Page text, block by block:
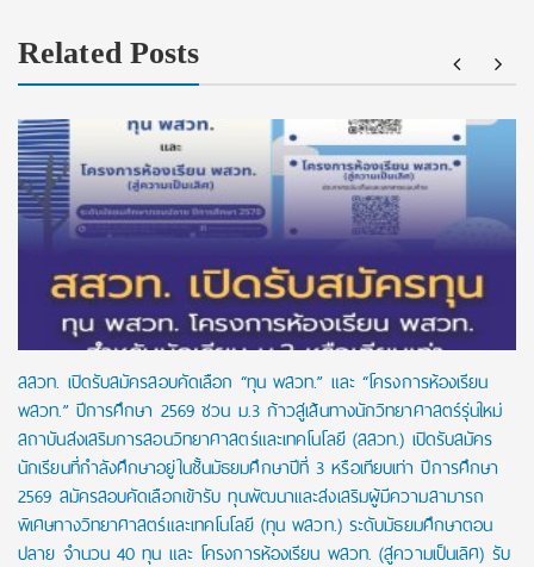
Related Posts
สสวท. เปิดรับสมัครสอบคัดเลือก “ทุน พสวท.” และ “โครงการห้องเรียน
พสวท.” ปีการศึกษา 2569 ชวน ม.3 ก้าวสู่เส้นทางนักวิทยาศาสตร์รุ่นใหม่
สถาบันส่งเสริมการสอนวิทยาศาสตร์และเทคโนโลยี (สสวท.) เปิดรับสมัคร
นักเรียนที่กำลังศึกษาอยู่ในชั้นมัธยมศึกษาปีที่ 3 หรือเทียบเท่า ปีการศึกษา
2569 สมัครสอบคัดเลือกเข้ารับ ทุนพัฒนาและส่งเสริมผู้มีความสามารถ
พิเศษทางวิทยาศาสตร์และเทคโนโลยี (ทุน พสวท.) ระดับมัธยมศึกษาตอน
ปลาย จำนวน 40 ทุน และ โครงการห้องเรียน พสวท. (สู่ความเป็นเลิศ) รับ